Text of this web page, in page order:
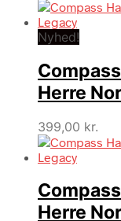
Nyhed!
Herre
399,00 kr.
Herre